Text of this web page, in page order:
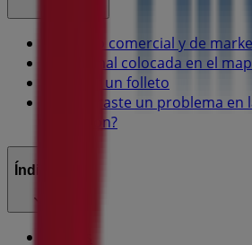
Contacto comercial y de
Tienda mal colocada en el
Notificar un folleto
¿Encontraste un problema en
aplicación?
Índices